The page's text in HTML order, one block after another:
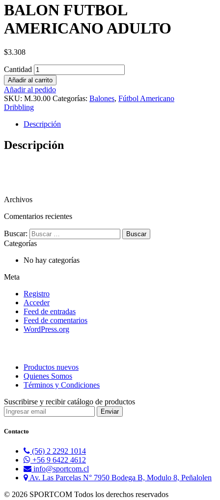
BALON FUTBOL
AMERICANO ADULTO
$3.308
Cantidad
Añadir al carrito
Añadir al pedido
SKU: M.30.00 Categorías: Balones, Fútbol Americano
Dribbling
Descripción
Descripción
Archivos
Comentarios recientes
Buscar:
Categorías
No hay categorías
Meta
Registro
Acceder
Feed de entradas
Feed de comentarios
WordPress.org
Productos nuevos
Quienes Somos
Términos y Condiciones
Suscribirse y recibir catálogo de productos
Contacto
(56) 2 2292 1014
+56 9 6422 4612
info@sportcom.cl
Av. Las Parcelas N° 7950 Bodega B, Modulo 8, Peñalolen
© 2026 SPORTCOM Todos los derechos reservados